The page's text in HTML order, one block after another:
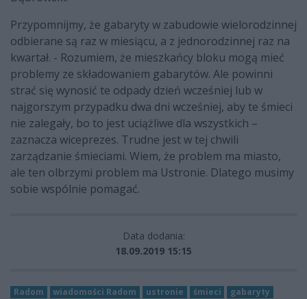
Przypomnijmy, że gabaryty w zabudowie wielorodzinnej
odbierane są raz w miesiącu, a z jednorodzinnej raz na
kwartał. - Rozumiem, że mieszkańcy bloku mogą mieć
problemy ze składowaniem gabarytów. Ale powinni
strać się wynosić te odpady dzień wcześniej lub w
najgorszym przypadku dwa dni wcześniej, aby te śmieci
nie zalegały, bo to jest uciążliwe dla wszystkich –
zaznacza wiceprezes. Trudne jest w tej chwili
zarządzanie śmieciami. Wiem, że problem ma miasto,
ale ten olbrzymi problem ma Ustronie. Dlatego musimy
sobie wspólnie pomagać.
Data dodania:
18.09.2019 15:15
Radom wiadomości Radom ustronie śmieci
gabaryty